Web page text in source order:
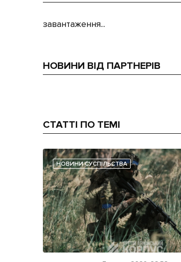
завантаження...
НОВИНИ ВІД ПАРТНЕРІВ
СТАТТІ ПО ТЕМІ
НОВИНИ СУСПІЛЬСТВА